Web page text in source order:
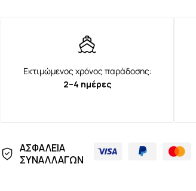
Εκτιμώμενος χρόνος παράδοσης:
2–4 ημέρες
ΑΣΦΑΛΕΙΑ
ΣΥΝΑΛΛΑΓΩΝ